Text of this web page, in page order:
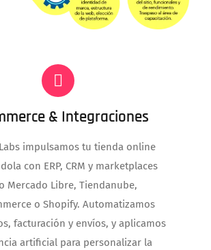
& Integraciones
impulsamos tu tienda online
con ERP, CRM y marketplaces
Mercado Libre, Tiendanube,
o Shopify. Automatizamos
facturación y envíos, y aplicamos
artificial para personalizar la